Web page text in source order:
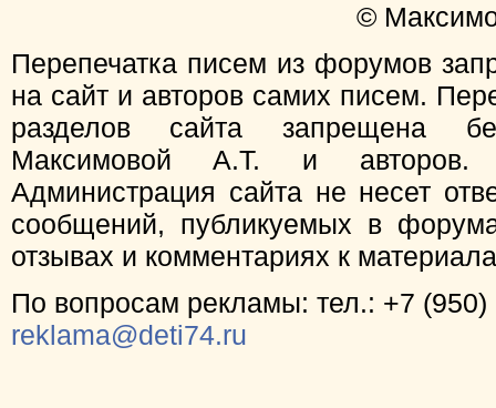
©
Перепечатка писем из форумов
на сайт и авторов самих писем.
разделов сайта запрещена
Максимовой А.Т. и
Администрация сайта не несет
сообщений, публикуемых в
отзывах и комментариях к
По вопросам рекламы: тел.: +7 (950)
reklama@deti74.ru